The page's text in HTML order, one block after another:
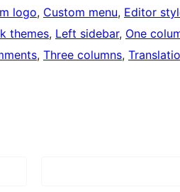
logo, Custom menu, Editor
themes, Left sidebar, One
, Three columns,